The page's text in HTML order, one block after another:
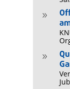
9
9